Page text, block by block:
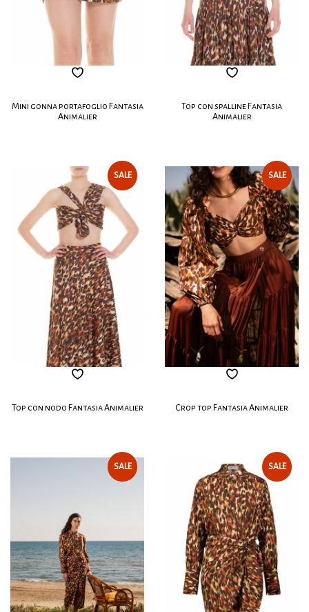
Mini gonna portafoglio Fantasia
Animalier
Top con spalline Fantasia
Animalier
SALE
Top con nodo Fantasia Animalier
SALE
Crop top Fantasia Animalier
SALE SALE